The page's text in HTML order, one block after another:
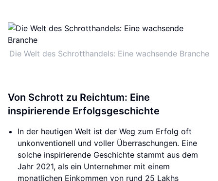
Die Welt des Schrotthandels: Eine wachsende Branche
Von Schrott zu Reichtum: Eine
inspirierende Erfolgsgeschichte
In der heutigen Welt ist der Weg zum Erfolg oft
unkonventionell und voller Überraschungen. Eine
solche inspirierende Geschichte stammt aus dem
Jahr 2021, als ein Unternehmer mit einem
monatlichen Einkommen von rund 25 Lakhs